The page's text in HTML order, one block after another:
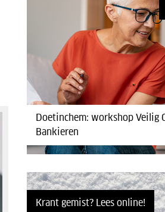
Doetinchem: workshop Veilig
Bankieren
Krant gemist? Lees online!